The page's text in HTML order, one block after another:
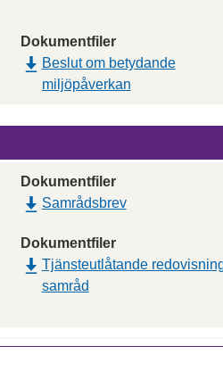
Dokumentfiler
Beslut om betydande
miljöpåverkan
Dokumentfiler
Samrådsbrev
Dokumentfiler
Tjänsteutlåtande
samråd